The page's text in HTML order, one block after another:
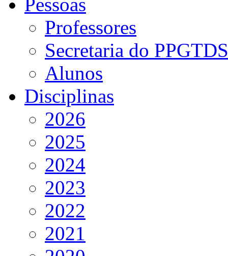
Professores
Secretaria do PPGTDS
Alunos
Disciplinas
2026
2025
2024
2023
2022
2021